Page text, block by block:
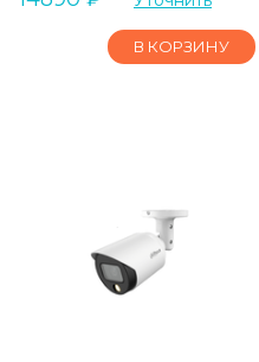
В КОРЗИНУ